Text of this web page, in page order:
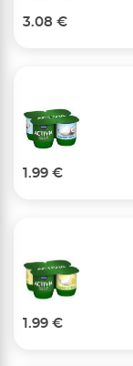
3.08 €
1.99 €
1.99 €